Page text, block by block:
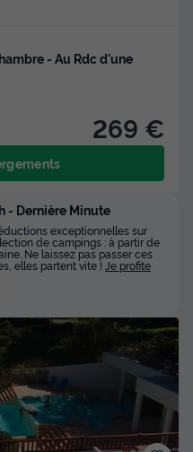
- Au Rdc d'une
269 €
- Dernière Minute
exceptionnelles sur
de campings : à partir de
Ne laissez pas passer ces
elles partent vite ! Je profite